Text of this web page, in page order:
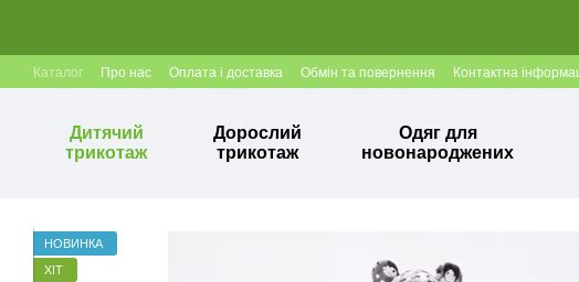
Каталог Про нас Оплата і доставка Обмін та повернення Контактна
Дитячий
трикотаж
Дорослий
трикотаж
Одяг для
новонароджених
НОВИНКА
ХІТ